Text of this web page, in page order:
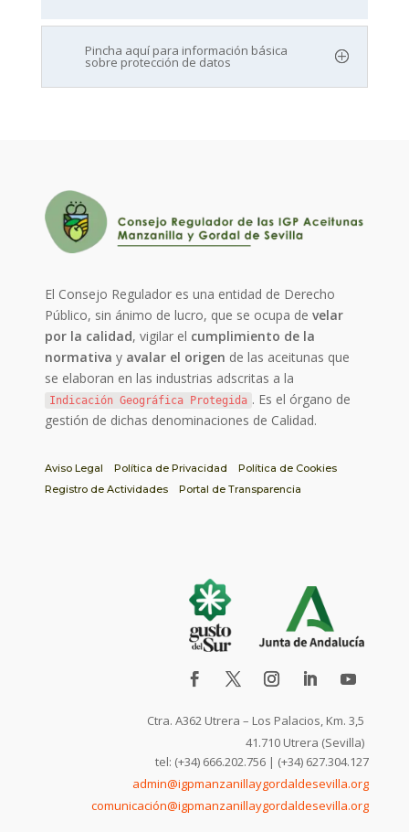
Pincha aquí para información básica
sobre protección de datos
El Consejo Regulador es una entidad de Derecho
Público, sin ánimo de lucro, que se ocupa develar
por la calidad, vigilar el cumplimiento de la
normativa y avalar el origen de las aceitunas que
se elaboran en las industrias adscritas a la
Indicación Geográfica Protegida . Es el órgano de
gestión de dichas denominaciones de Calidad.
Aviso Legal Política de Privacidad
Política de Cookies
Registro de Actividades
Portal de Transparencia
Ctra. A362 Utrera – Los Palacios, Km. 3,5
41.710 Utrera (Sevilla)
tel: (+34) 666.202.756 | (+34) 627.304.127
admin@igpmanzanillaygordaldesevilla.org
comunicación@igpmanzanillaygordaldesevilla.org